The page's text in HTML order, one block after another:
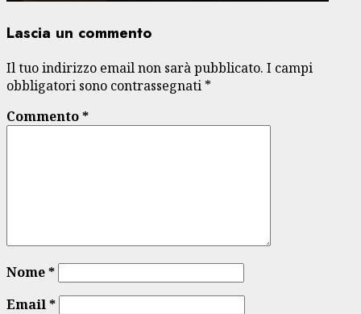
Lascia un commento
Il tuo indirizzo email non sarà pubblicato. I campi
obbligatori sono contrassegnati *
Commento*
Nome*
Email*